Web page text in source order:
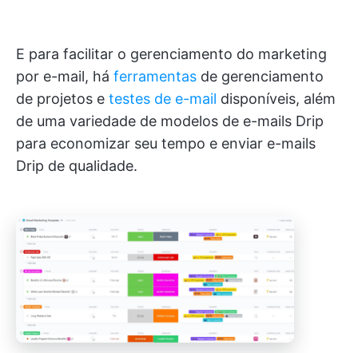
E para facilitar o gerenciamento do marketing
por e-mail, há ferramentas de gerenciamento
de projetos e testes de e-mail disponíveis, além
de uma variedade de modelos de e-mails Drip
para economizar seu tempo e enviar e-mails
Drip de qualidade.